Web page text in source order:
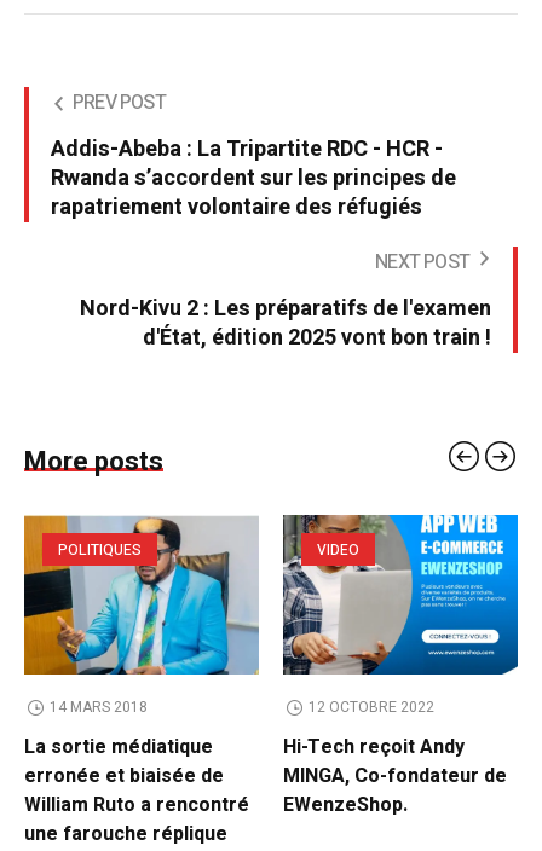
PREV POST
Addis-Abeba : La Tripartite RDC - HCR -
Rwanda s’accordent sur les principes de
rapatriement volontaire des réfugiés
NEXT POST
Nord-Kivu 2 : Les préparatifs de l'examen
d'État, édition 2025 vont bon train !
More posts
POLITIQUES
14 MARS 2018
La sortie médiatique
erronée et biaisée de
William Ruto a rencontré
une farouche réplique
VIDEO
12 OCTOBRE 2022
Hi-Tech reçoit Andy
MINGA, Co-fondateur de
EWenzeShop.